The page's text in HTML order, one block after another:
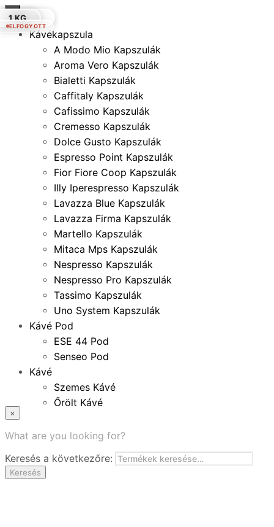
×
Kávékapszula
A Modo Mio Kapszulák
Aroma Vero Kapszulák
Bialetti Kapszulák
Caffitaly Kapszulák
Cafissimo Kapszulák
Cremesso Kapszulák
Dolce Gusto Kapszulák
Espresso Point Kapszulák
Fior Fiore Coop Kapszulák
Illy Iperespresso Kapszulák
Lavazza Blue Kapszulák
Lavazza Firma Kapszulák
Martello Kapszulák
Mitaca Mps Kapszulák
Nespresso Kapszulák
Nespresso Pro Kapszulák
Tassimo Kapszulák
Uno System Kapszulák
Kávé Pod
ESE 44 Pod
Senseo Pod
Kávé
Szemes Kávé
Őrölt Kávé
Instant Kávé
Zacskó Tea
Tartozékok
×
What are you looking for?
Keresés a következőre:
Keresés
1 KG.
250 GR.
500 GR.
1 KG.
250 GR.
1 KG.
1 KG.
ELFOGYOTT